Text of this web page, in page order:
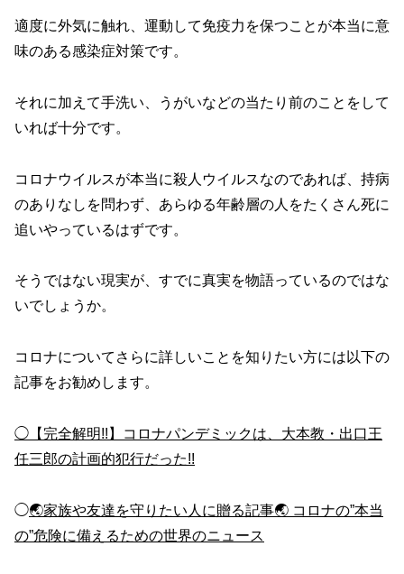
適度に外気に触れ、運動して免疫力を保つことが本当に意
味のある感染症対策です。
それに加えて手洗い、うがいなどの当たり前のことをして
いれば十分です。
コロナウイルスが本当に殺人ウイルスなのであれば、持病
のありなしを問わず、あらゆる年齢層の人をたくさん死に
追いやっているはずです。
そうではない現実が、すでに真実を物語っているのではな
いでしょうか。
コロナについてさらに詳しいことを知りたい方には以下の
記事をお勧めします。
◯【完全解明!!】コロナパンデミックは、大本教・出口王
任三郎の計画的犯行だった!!
◯🌏家族や友達を守りたい人に贈る記事🌏 コロナの”本当
の”危険に備えるための世界のニュース